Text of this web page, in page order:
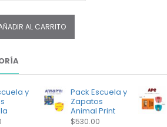
AL CARRITO
y
Pack Escuela y
Zapatos
Animal Print
$530.00